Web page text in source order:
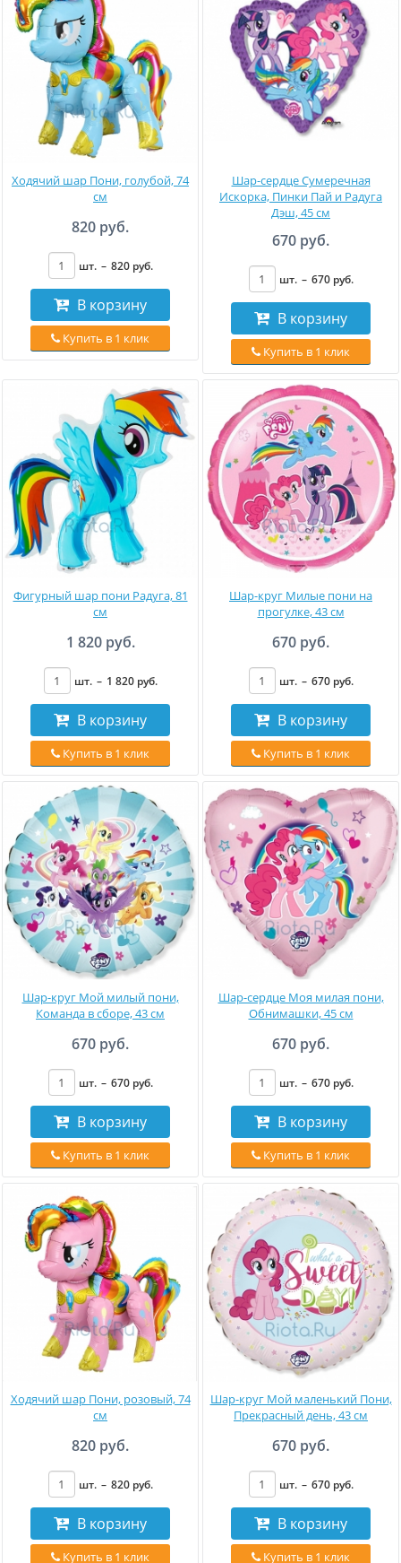
Ходячий шар Пони, голубой, 74
см
820 руб.
шт. – 820 руб.
В корзину
Купить в 1 клик
Шар-сердце Сумеречная
Искорка, Пинки Пай и Радуга
Дэш, 45 см
670 руб.
шт. – 670 руб.
В корзину
Купить в 1 клик
Фигурный шар пони Радуга, 81
см
1 820 руб.
шт. – 1 820 руб.
В корзину
Купить в 1 клик
Шар-круг Милые пони на
прогулке, 43 см
670 руб.
шт. – 670 руб.
В корзину
Купить в 1 клик
Шар-круг Мой милый пони,
Команда в сборе, 43 см
670 руб.
шт. – 670 руб.
В корзину
Купить в 1 клик
Шар-сердце Моя милая пони,
Обнимашки, 45 см
670 руб.
шт. – 670 руб.
В корзину
Купить в 1 клик
Ходячий шар Пони, розовый, 74
см
820 руб.
шт. – 820 руб.
В корзину
Купить в 1 клик
Шар-круг Мой маленький Пони,
Прекрасный день, 43 см
670 руб.
шт. – 670 руб.
В корзину
Купить в 1 клик